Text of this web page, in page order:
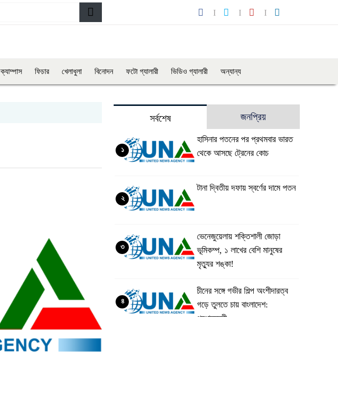
ক্যাম্পাস ফিচার খেলাধুলা বিনোদন ফটো গ্যালারী ভিডিও গ্যালারী অন্যান্য
সর্বশেষ জনপ্রিয়
হাসিনার পতনের পর প্রথমবার ভারত
থেকে আসছে ট্রেনের কোচ
১
টানা দ্বিতীয় দফায় স্বর্ণের দামে পতন
২
ভেনেজুয়েলায় শক্তিশালী জোড়া
ভূমিকম্প, ১ লাখের বেশি মানুষের
মৃত্যুর শঙ্কা!
৩
চীনের সঙ্গে গভীর শিল্প অংশীদারত্ব
গড়ে তুলতে চায় বাংলাদেশ:
প্রধানমন্ত্রী
৪